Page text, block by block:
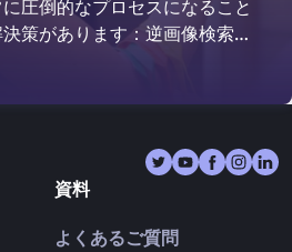
圧倒的なプロセスになること
策があります：逆画像検索エ
資料
よくあるご質問